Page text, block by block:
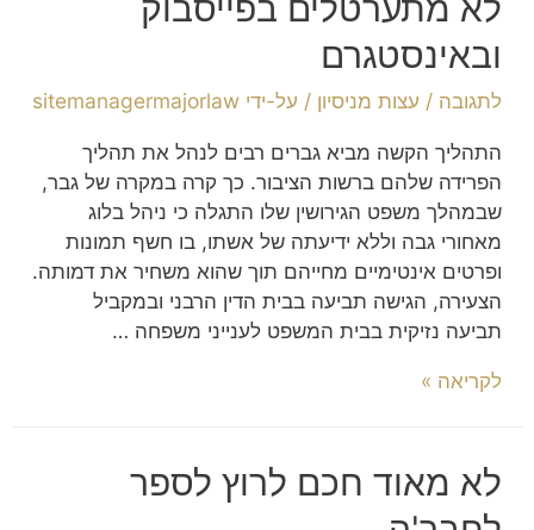
ובאינסטגרם
לתגובה / עצות מניסיון / על-ידי sitemanagermajorlaw
התהליך הקשה מביא גברים רבים לנהל את תהליך
הפרידה שלהם ברשות הציבור. כך קרה במקרה של גבר,
שבמהלך משפט הגירושין שלו התגלה כי ניהל בלוג
מאחורי גבה וללא ידיעתה של אשתו, בו חשף תמונות
ופרטים אינטימיים מחייהם תוך שהוא משחיר את דמותה.
הצעירה, הגישה תביעה בבית הדין הרבני ובמקביל
תביעה נזיקית בבית המשפט לענייני משפחה …
לקריאה »
לא מאוד חכם לרוץ לספר